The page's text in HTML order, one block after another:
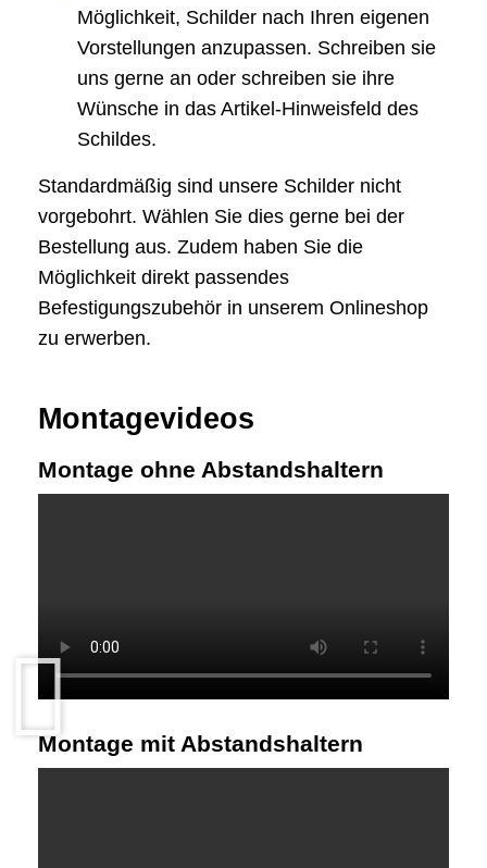
Möglichkeit, Schilder nach Ihren eigenen
Vorstellungen anzupassen. Schreiben sie
uns gerne an oder schreiben sie ihre
Wünsche in das Artikel-Hinweisfeld des
Schildes.
Standardmäßig sind unsere Schilder nicht
vorgebohrt. Wählen Sie dies gerne bei der
Bestellung aus. Zudem haben Sie die
Möglichkeit direkt passendes
Befestigungszubehör in unserem Onlineshop
zu erwerben.
Montagevideos
Montage ohne Abstandshaltern
Montage mit Abstandshaltern